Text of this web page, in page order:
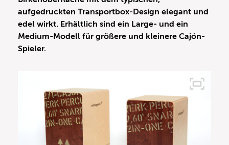
aufgedruckten Transportbox-Design elegant und
edel wirkt. Erhältlich sind ein Large- und ein
Medium-Modell für größere und kleinere Cajón-
Spieler.